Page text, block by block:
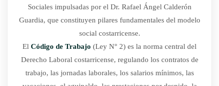
Sociales impulsadas por el Dr. Rafael Ángel Calderón
Guardia, que constituyen pilares fundamentales del modelo
social costarricense.
El Código de Trabajo (Ley N° 2) es la norma central del
Derecho Laboral costarricense, regulando los contratos de
trabajo, las jornadas laborales, los salarios mínimos, las